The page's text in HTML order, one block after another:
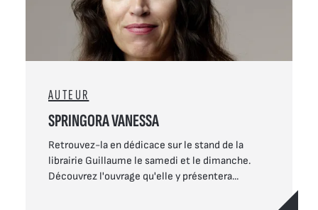
AUTEUR
SPRINGORA VANESSA
Retrouvez-la en dédicace sur le stand de la
librairie Guillaume le samedi et le dimanche.
Découvrez l'ouvrage qu'elle y présentera...